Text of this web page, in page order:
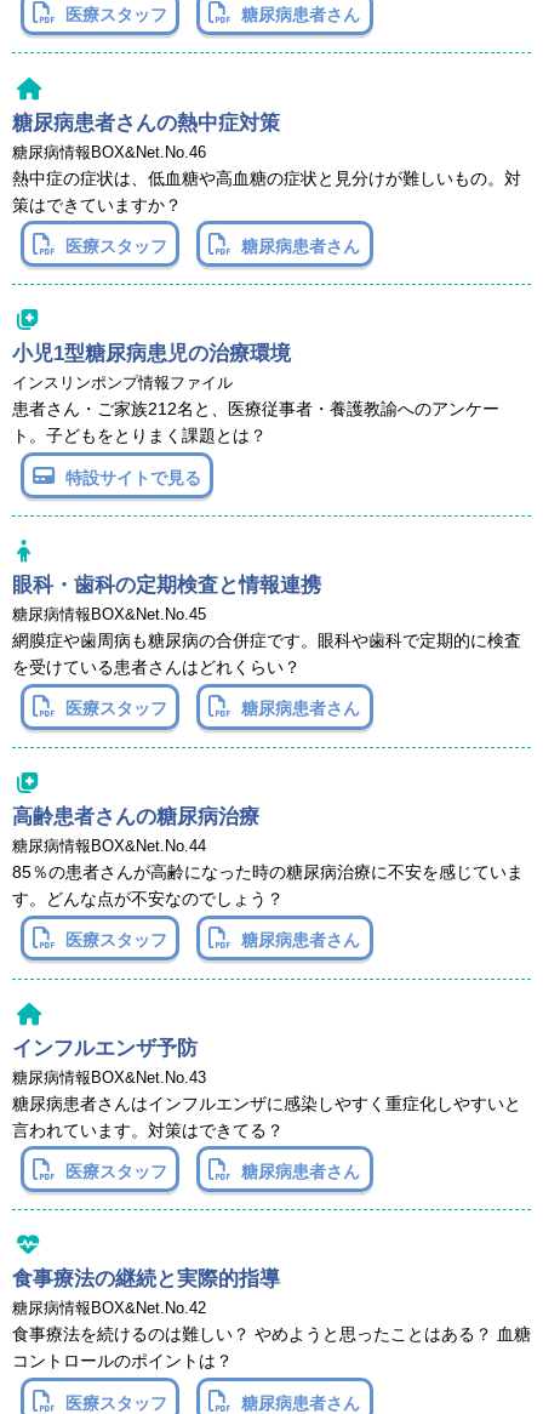
医療スタッフ 糖尿病患者さん
糖尿病患者さんの熱中症対策
糖尿病情報BOX&Net.No.46
熱中症の症状は、低血糖や高血糖の症状と見分けが難しいもの。対
策はできていますか？
医療スタッフ 糖尿病患者さん
小児1型糖尿病患児の治療環境
インスリンポンプ情報ファイル
患者さん・ご家族212名と、医療従事者・養護教諭へのアンケー
ト。子どもをとりまく課題とは？
特設サイトで見る
眼科・歯科の定期検査と情報連携
糖尿病情報BOX&Net.No.45
網膜症や歯周病も糖尿病の合併症です。眼科や歯科で定期的に検査
を受けている患者さんはどれくらい？
医療スタッフ 糖尿病患者さん
高齢患者さんの糖尿病治療
糖尿病情報BOX&Net.No.44
85％の患者さんが高齢になった時の糖尿病治療に不安を感じていま
す。どんな点が不安なのでしょう？
医療スタッフ 糖尿病患者さん
インフルエンザ予防
糖尿病情報BOX&Net.No.43
糖尿病患者さんはインフルエンザに感染しやすく重症化しやすいと
言われています。対策はできてる？
医療スタッフ 糖尿病患者さん
食事療法の継続と実際的指導
糖尿病情報BOX&Net.No.42
食事療法を続けるのは難しい？ やめようと思ったことはある？ 血糖
コントロールのポイントは？
医療スタッフ 糖尿病患者さん